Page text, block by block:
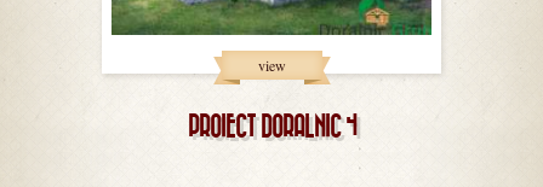
view
PROIECT DORALNIC 4